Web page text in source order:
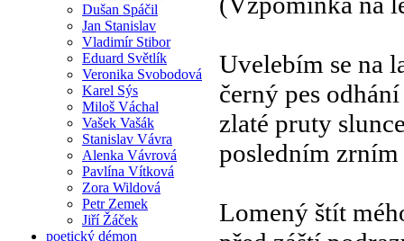
Dušan Spáčil
Jan Stanislav
Vladimír Stibor
Eduard Světlík
Veronika Svobodová
Karel Sýs
Miloš Váchal
Vašek Vašák
Stanislav Vávra
Alenka Vávrová
Pavlína Vítková
Zora Wildová
Petr Zemek
Jiří Žáček
poetický démon
Uvelebím se na
černý pes
zlaté pruty
posledním
Lomený štít